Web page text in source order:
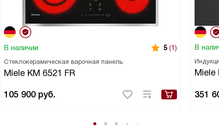
В наличии 5 (1)
Стеклокерамическая варочная панель
Miele KM 6521 FR
105 900 руб.
В
Miele
351